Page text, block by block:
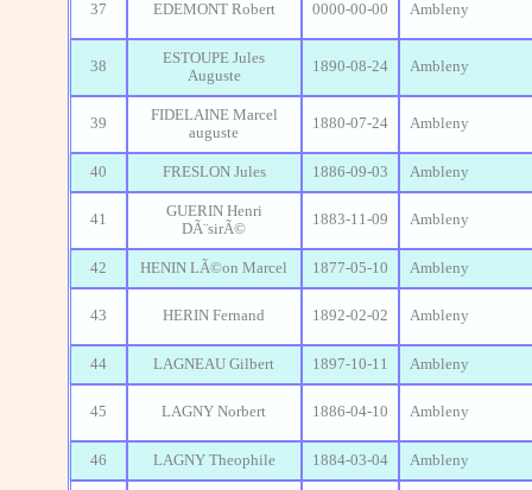
37 EDEMONT Robert 0000-00-00 Ambleny
38
ESTOUPE Jules
Auguste
1890-08-24 Ambleny
39
FIDELAINE Marcel
auguste
1880-07-24 Ambleny
40 FRESLON Jules 1886-09-03 Ambleny
41
GUERIN Henri
DÃ¨sirÃ©
1883-11-09 Ambleny
42 HENIN LÃ©on Marcel 1877-05-10 Ambleny
43 HERIN Fernand 1892-02-02 Ambleny
44 LAGNEAU Gilbert 1897-10-11 Ambleny
45 LAGNY Norbert 1886-04-10 Ambleny
46 LAGNY Theophile 1884-03-04 Ambleny